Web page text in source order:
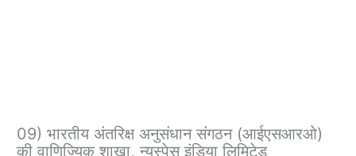
09) भारतीय अंतरिक्ष अनुसंधान संगठन (आईएसआरओ)
की वाणिज्यिक शाखा, न्यूस्पेस इंडिया लिमिटेड